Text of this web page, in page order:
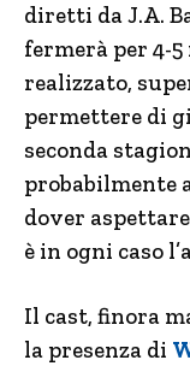
diretti da J.A.
fermerà per 4-
realizzato,
permettere di
seconda
probabilmente
dover
è in ogni caso
Il cast, finora
la presenza di